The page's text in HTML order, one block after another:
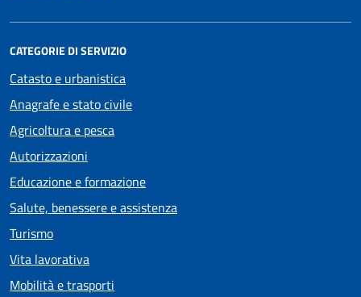
CATEGORIE DI SERVIZIO
Catasto e urbanistica
Anagrafe e stato civile
Agricoltura e pesca
Autorizzazioni
Educazione e formazione
Salute, benessere e assistenza
Turismo
Vita lavorativa
Mobilità e trasporti